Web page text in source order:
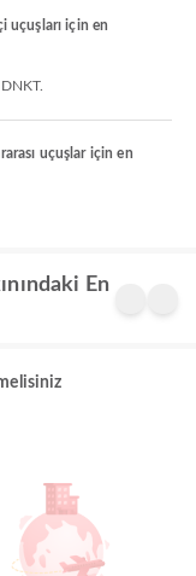
uçuşları için en
uçuşlar için en
En